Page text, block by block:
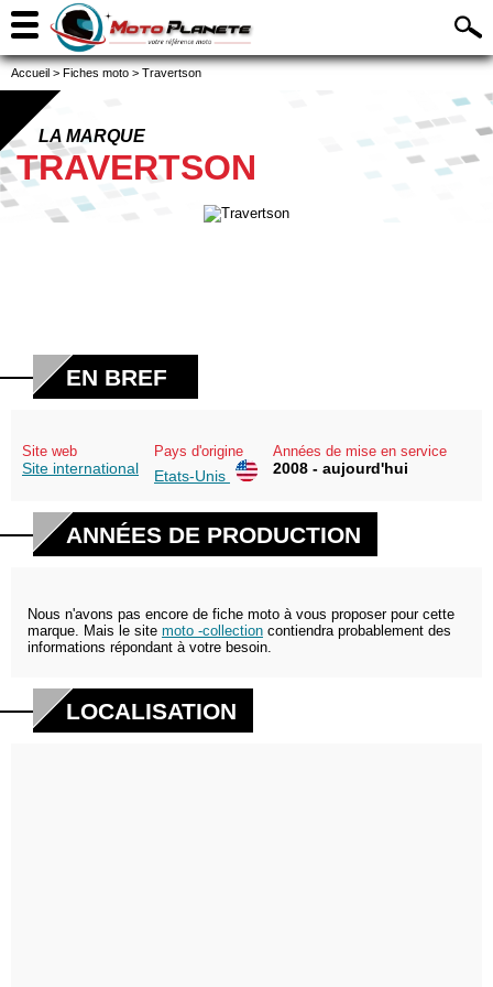
Accueil > Fiches moto > Travertson
LA MARQUE
TRAVERTSON
EN BREF
Site web
Site international
Pays d'origine
Etats-Unis
Années de mise en service
2008 - aujourd'hui
ANNÉES DE PRODUCTION
Nous n'avons pas encore de fiche moto à vous proposer pour cette
marque. Mais le site moto -collection contiendra probablement des
informations répondant à votre besoin.
LOCALISATION